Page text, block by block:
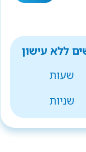
ללא עישון
שעות
שניות